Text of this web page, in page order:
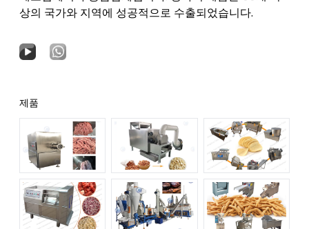
상의 국가와 지역에 성공적으로 수출되었습니다.
제품